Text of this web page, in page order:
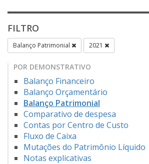
FILTRO
Balanço Patrimonial 2021
POR DEMONSTRATIVO
Balanço Financeiro
Balanço Orçamentário
Balanço Patrimonial
Comparativo de despesa
Contas por Centro de Custo
Fluxo de Caixa
Mutações do Patrimônio Líquido
Notas explicativas